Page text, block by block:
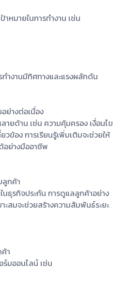
าหมายในการทำงาน เช่น
ทำงานมีทิศทางและแรงผลักดัน
ย่างต่อเนื่อง
ายด้าน เช่น ความคุ้มครอง เงื่อนไข
ข้อง การเรียนรู้เพิ่มเติมจะช่วยให้
อย่างมืออาชีพ
กค้า
นธุรกิจประกัน การดูแลลูกค้าอย่าง
ะสมจะช่วยสร้างความสัมพันธ์ระยะ
า
มออนไลน์ เช่น